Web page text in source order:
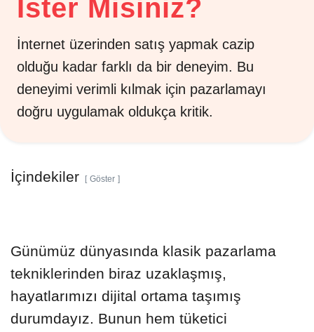
İster Misiniz?
İnternet üzerinden satış yapmak cazip
olduğu kadar farklı da bir deneyim. Bu
deneyimi verimli kılmak için pazarlamayı
doğru uygulamak oldukça kritik.
Günümüz dünyasında klasik pazarlama
tekniklerinden biraz uzaklaşmış,
hayatlarımızı dijital ortama taşımış
durumdayız. Bunun hem tüketici
İçindekiler Göster